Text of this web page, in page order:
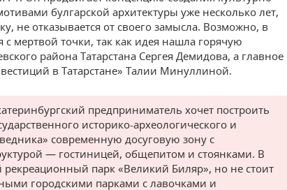
булгарской архитектуры уже несколько лет,
не отказывается от своего замысла. Возможно, в
с мертвой точки, так как идея нашла горячую
района Татарстана Сергея Демидова, а главное
в Татарстане» Талии Минуллиной.
предприниматель хочет построить
историко-археологического и
современную досуговую зону с
— гостиницей, общепитом и стоянками. В
парк «Великий Биляр», но не стоит
городскими парками с лавочками и